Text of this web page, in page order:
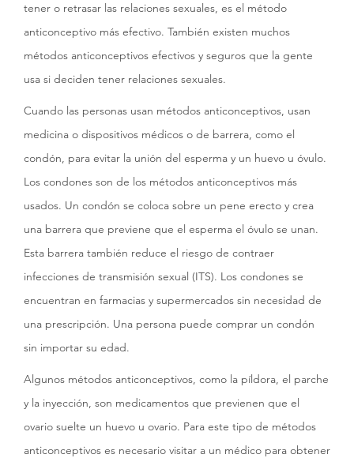
tener o retrasar las relaciones sexuales, es el método
anticonceptivo más efectivo. También existen muchos
métodos anticonceptivos efectivos y seguros que la gente
usa si deciden tener relaciones sexuales.
Cuando las personas usan métodos anticonceptivos, usan
medicina o dispositivos médicos o de barrera, como el
condón, para evitar la unión del esperma y un huevo u óvulo.
Los condones son de los métodos anticonceptivos más
usados. Un condón se coloca sobre un pene erecto y crea
una barrera que previene que el esperma el óvulo se unan.
Esta barrera también reduce el riesgo de contraer
infecciones de transmisión sexual (ITS). Los condones se
encuentran en farmacias y supermercados sin necesidad de
una prescripción. Una persona puede comprar un condón
sin importar su edad.
Algunos métodos anticonceptivos, como la píldora, el parche
y la inyección, son medicamentos que previenen que el
ovario suelte un huevo u ovario. Para este tipo de métodos
anticonceptivos es necesario visitar a un médico para obtener